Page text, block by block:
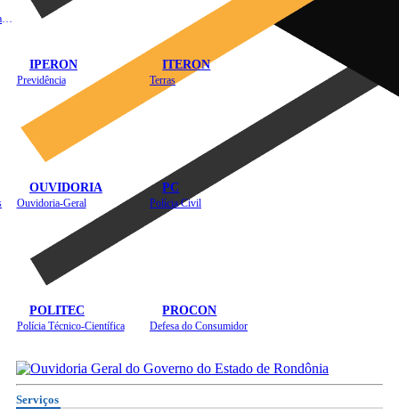
IPERON
Previdência
ITERON
Terras
OUVIDORIA
Ouvidoria-Geral
PC
Polícia Civil
POLITEC
Polícia Técnico-Científica
PROCON
Defesa do Consumidor
Serviços